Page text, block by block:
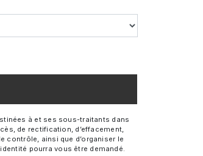
à et ses sous-traitants dans
de rectification, d’effacement,
contrôle, ainsi que d’organiser le
pourra vous être demandé.